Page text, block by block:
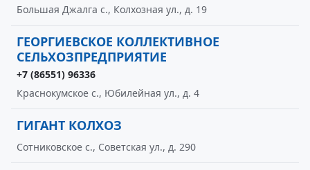
Большая Джалга с., Колхозная ул., д. 19
ГЕОРГИЕВСКОЕ КОЛЛЕКТИВНОЕ
СЕЛЬХОЗПРЕДПРИЯТИЕ
+7 (86551) 96336
Краснокумское с., Юбилейная ул., д. 4
ГИГАНТ КОЛХОЗ
Сотниковское с., Советская ул., д. 290